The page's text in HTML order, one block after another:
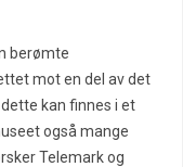
berømte
mot en del av det
kan finnes i et
også mange
Telemark og